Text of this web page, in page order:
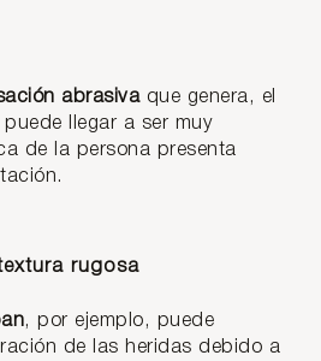
abrasivaque genera, el
llegar a ser muy
de la persona presenta
rugosa
, por ejemplo, puede
de las heridas debido a